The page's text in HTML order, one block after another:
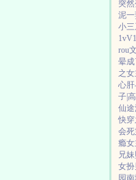
突
泥一
小三
1vV1
rou
晕
之
心
子|
仙途
快
会死
瘾女
兄妹
女
园